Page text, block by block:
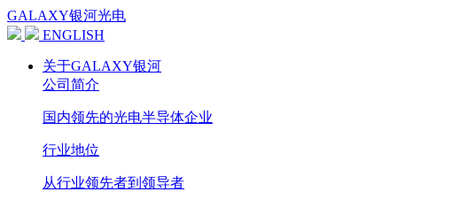
GALAXY银河光电
ENGLISH
关于GALAXY银河
公司简介
国内领先的光电半导体企业
行业地位
从行业领先者到领导者